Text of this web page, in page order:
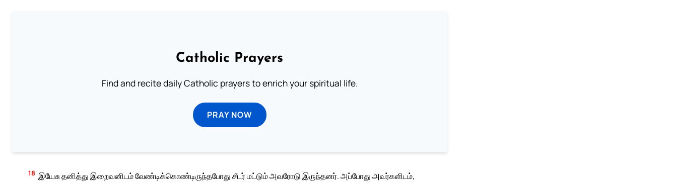
Catholic Prayers
Find and recite daily Catholic prayers to enrich your spiritual life.
PRAY NOW
18 இயேசு தனித்து இறைவனிடம் வேண்டிக்கொண்டிருந்தபோது சீடர் மட்டும் அவரோடு இருந்தனர். அப்போது அவர்களிடம்,